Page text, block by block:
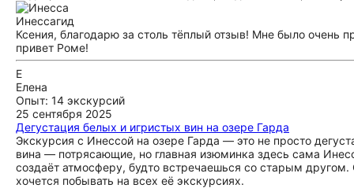
Инессагид
Ксения, благодарю за столь тёплый отзыв! Мне было очень
привет Роме!
Е
Елена
Опыт: 14 экскурсий
25 сентября 2025
Дегустация белых и игристых вин на озере Гарда
Экскурсия с Инессой на озере Гарда — это не просто
вина — потрясающие, но главная изюминка здесь сама
создаёт атмосферу, будто встречаешься со старым
хочется побывать на всех её экскурсиях.